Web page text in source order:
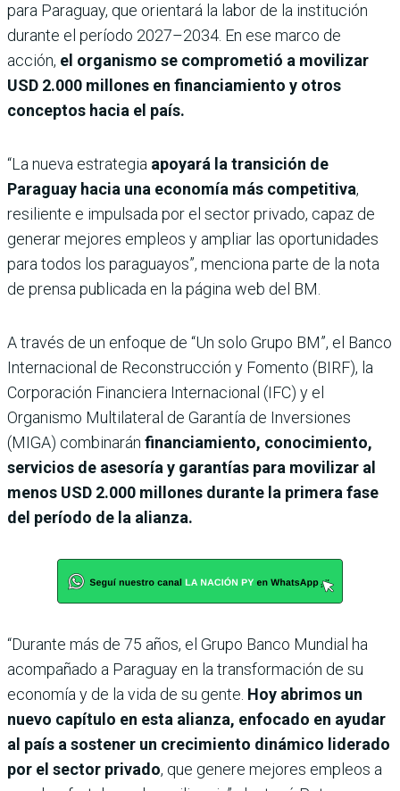
para Paraguay, que orientará la labor de la institución
durante el período 2027–2034. En ese marco de
acción, el organismo se comprometió a movilizar
USD 2.000 millones en financiamiento y otros
conceptos hacia el país.
“La nueva estrategia apoyará la transición de
Paraguay hacia una economía más competitiva,
resiliente e impulsada por el sector privado, capaz de
generar mejores empleos y ampliar las oportunidades
para todos los paraguayos”, menciona parte de la nota
de prensa publicada en la página web del BM.
A través de un enfoque de “Un solo Grupo BM”, el Banco
Internacional de Reconstrucción y Fomento (BIRF), la
Corporación Financiera Internacional (IFC) y el
Organismo Multilateral de Garantía de Inversiones
(MIGA) combinarán financiamiento, conocimiento,
servicios de asesoría y garantías para movilizar al
menos USD 2.000 millones durante la primera fase
del período de la alianza.
“Durante más de 75 años, el Grupo Banco Mundial ha
acompañado a Paraguay en la transformación de su
economía y de la vida de su gente. Hoy abrimos un
nuevo capítulo en esta alianza, enfocado en ayudar
al país a sostener un crecimiento dinámico liderado
por el sector privado, que genere mejores empleos a